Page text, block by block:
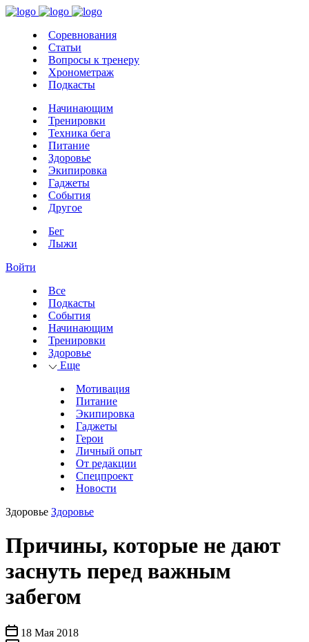
Соревнования
Статьи
Вопросы к тренеру
Хронометраж
Подкасты
Начинающим
Тренировки
Техника бега
Питание
Здоровье
Экипировка
Гаджеты
События
Другое
Бег
Лыжи
Войти
Все
Подкасты
События
Начинающим
Тренировки
Здоровье
Еще
Мотивация
Питание
Экипировка
Гаджеты
Герои
Личный опыт
От редакции
Спецпроект
Новости
Здоровье Здоровье
Причины, которые не дают
заснуть перед важным
забегом
18 Мая 2018